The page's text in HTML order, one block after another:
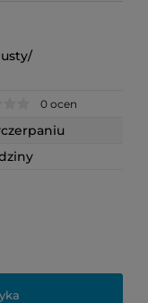
0 ocen